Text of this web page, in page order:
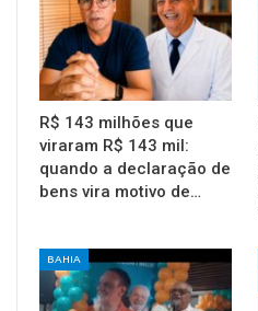
R$ 143 milhões que
viraram R$ 143 mil:
quando a declaração de
bens vira motivo de…
BAHIA